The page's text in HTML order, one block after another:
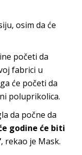
osim da će
početi da
fabrici u
će početi da
poluprikolica.
da počne da
godine će biti
, rekao je Mask.